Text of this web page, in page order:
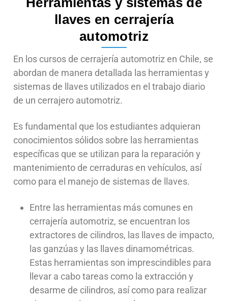
llaves en cerrajería
automotriz
En los cursos de cerrajería automotriz en Chile, se
abordan de manera detallada las herramientas y
sistemas de llaves utilizados en el trabajo diario
de un cerrajero automotriz.
Es fundamental que los estudiantes adquieran
conocimientos sólidos sobre las herramientas
específicas que se utilizan para la reparación y
mantenimiento de cerraduras en vehículos, así
como para el manejo de sistemas de llaves.
Entre las herramientas más comunes en
cerrajería automotriz, se encuentran los
extractores de cilindros, las llaves de impacto,
las ganzúas y las llaves dinamométricas.
Estas herramientas son imprescindibles para
llevar a cabo tareas como la extracción y
desarme de cilindros, así como para realizar